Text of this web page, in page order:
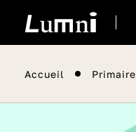
Accueil Primaire